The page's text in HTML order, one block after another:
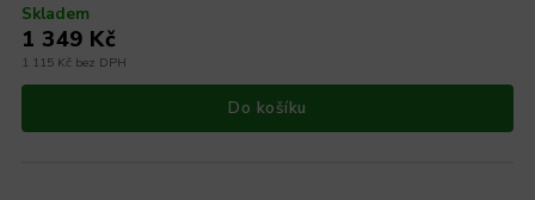
Skladem
1 115 Kč bez DPH
1 349 Kč
Do košíku